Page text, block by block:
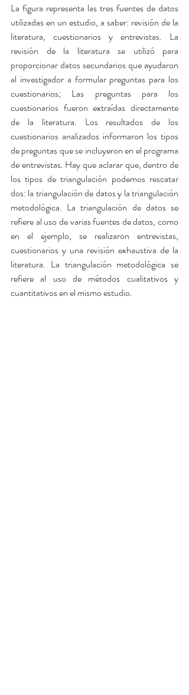
La figura representa las tres fuentes de datos
utilizadas en un estudio, a saber: revisión de la
literatura, cuestionarios y entrevistas. La
revisión de la literatura se utilizó para
proporcionar datos secundarios que ayudaron
al investigador a formular preguntas para los
cuestionarios; Las preguntas para los
cuestionarios fueron extraídas directamente
de la literatura. Los resultados de los
cuestionarios analizados informaron los tipos
de preguntas que se incluyeron en el programa
de entrevistas. Hay que aclarar que, dentro de
los tipos de triangulación podemos rescatar
dos: la triangulación de datos y la triangulación
metodológica. La triangulación de datos se
refiere al uso de varias fuentes de datos, como
en el ejemplo, se realizaron entrevistas,
cuestionarios y una revisión exhaustiva de la
literatura. La triangulación metodológica se
refiere al uso de métodos cualitativos y
cuantitativos en el mismo estudio.